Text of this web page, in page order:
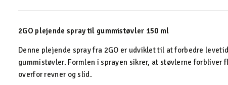
2GO plejende spray til gummistøvler 150 ml
Denne plejende spray fra 2GO er udviklet til at forbedre
gummistøvler. Formlen i sprayen sikrer, at støvlerne forbliver
overfor revner og slid.